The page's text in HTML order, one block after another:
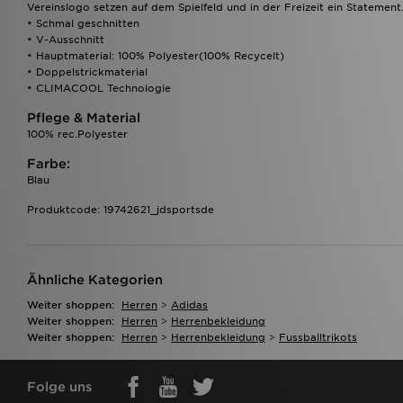
Vereinslogo setzen auf dem Spielfeld und in der Freizeit ein Statement.
• Schmal geschnitten
• V-Ausschnitt
• Hauptmaterial: 100% Polyester(100% Recycelt)
• Doppelstrickmaterial
• CLIMACOOL Technologie
Pflege & Material
100% rec.Polyester
Farbe:
Blau
Produktcode: 19742621_jdsportsde
Ähnliche Kategorien
Weiter shoppen: Herren > Adidas
Weiter shoppen:
Herren > Herrenbekleidung
Weiter shoppen:
Herren > Herrenbekleidung > Fussballtrikots
Folge uns